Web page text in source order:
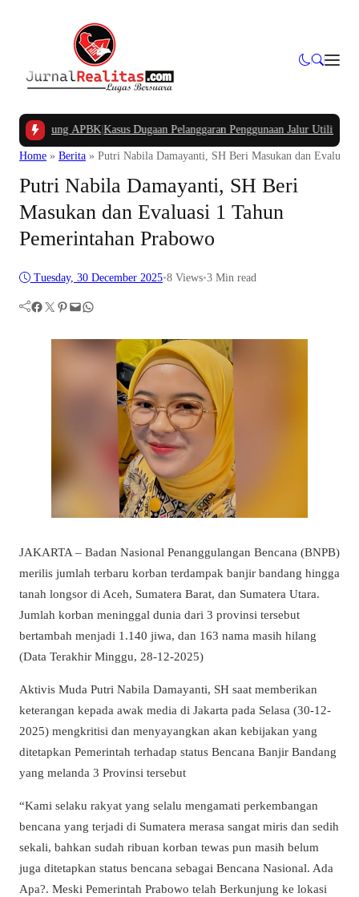
APBK Kasus Dugaan Pelanggaran Penggunaan Jalur Utilitas
Home » Berita » Putri Nabila Damayanti, SH Beri Masukan dan Evaluasi
Putri Nabila Damayanti, SH Beri
Masukan dan Evaluasi 1 Tahun
Pemerintahan Prabowo
Tuesday, 30 December 2025•8 Views•3 Min read
Facebook Twitter Pinterest Mail WhatsApp
JAKARTA – Badan Nasional Penanggulangan Bencana (BNPB)
merilis jumlah terbaru korban terdampak banjir bandang hingga
tanah longsor di Aceh, Sumatera Barat, dan Sumatera Utara.
Jumlah korban meninggal dunia dari 3 provinsi tersebut
bertambah menjadi 1.140 jiwa, dan 163 nama masih hilang
(Data Terakhir Minggu, 28-12-2025)
Aktivis Muda Putri Nabila Damayanti, SH saat memberikan
keterangan kepada awak media di Jakarta pada Selasa (30-12-
2025) mengkritisi dan menyayangkan akan kebijakan yang
ditetapkan Pemerintah terhadap status Bencana Banjir Bandang
yang melanda 3 Provinsi tersebut
“Kami selaku rakyat yang selalu mengamati perkembangan
bencana yang terjadi di Sumatera merasa sangat miris dan sedih
sekali, bahkan sudah ribuan korban tewas pun masih belum
juga ditetapkan status bencana sebagai Bencana Nasional. Ada
Apa?. Meski Pemerintah Prabowo telah Berkunjung ke lokasi